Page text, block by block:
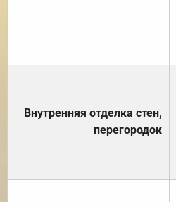
Внутренняя отделка стен,
перегородок